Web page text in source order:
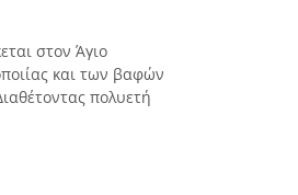
στον Άγιο
και των βαφών
πολυετή